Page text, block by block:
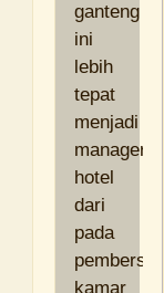
ganteng
ini
lebih
tepat
menjadi
manager
hotel
dari
pada
pembersih
kamar